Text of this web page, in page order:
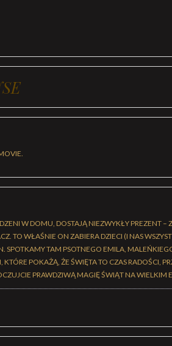
W DOMU, DOSTAJĄ NIEZWYKŁY PREZENT –
TO WŁAŚNIE ON ZABIERA DZIECI (I NAS
SPOTKAMY TAM PSOTNEGO EMILA,
POKAŻĄ, ŻE ŚWIĘTA TO CZAS RADOŚCI,
PRAWDZIWĄ MAGIĘ ŚWIĄT NA WIELKIM